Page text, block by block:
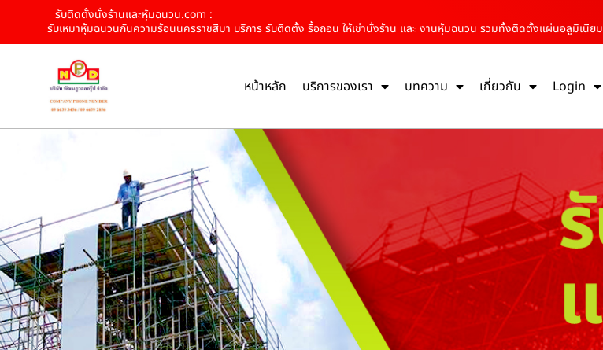
รับติดตั้งนั่งร้านและหุ้มฉนวน.com :
รับเหมาหุ้มฉนวนกันความร้อนนครราชสีมา บริการ รับติดตั้ง รื้อถอน ให้เช่านั่งร้าน และ งานหุ้มฉนวน รวมทั้งติดตั้งแผ่นอลูมิเนียม
หน้าหลัก บริการของเรา บทความ เกี่ยวกับ Login